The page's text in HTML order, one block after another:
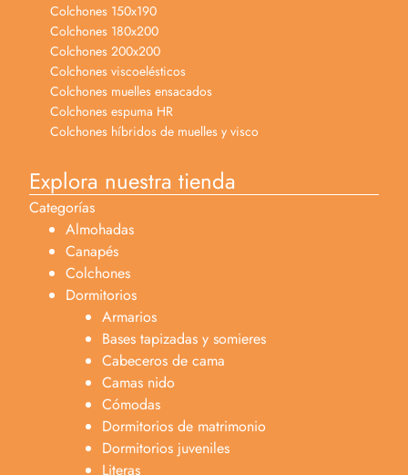
Colchones 150x190
Colchones 180x200
Colchones 200x200
Colchones viscoelésticos
Colchones muelles ensacados
Colchones espuma HR
Colchones híbridos de muelles y visco
Explora nuestra tienda
Categorías
Almohadas
Canapés
Colchones
Dormitorios
Armarios
Bases tapizadas y somieres
Cabeceros de cama
Camas nido
Cómodas
Dormitorios de matrimonio
Dormitorios juveniles
Literas